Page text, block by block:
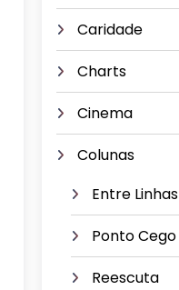
Caridade
Charts
Cinema
Colunas
Entre Linhas
Ponto Cego
Reescuta